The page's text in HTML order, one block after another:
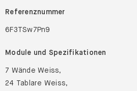
Referenznummer
6F3TSw7Pn9
Module und Spezifikationen
7 Wände Weiss,
24 Tablare Weiss,